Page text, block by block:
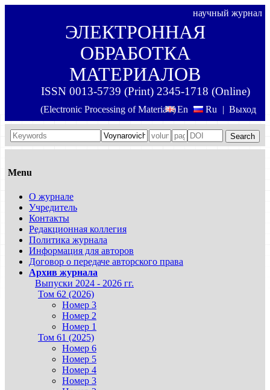
научный журнал
ЭЛЕКТРОННАЯ
ОБРАБОТКА
МАТЕРИАЛОВ
ISSN 0013-5739 (Print) 2345-1718 (Online)
(Electronic Processing of Materials) Выход
En Ru |
Search
Menu
О журнале
Учредитель
Контакты
Редакционная коллегия
Политика журнала
Информация для авторов
Договор о передаче авторского права
Архив журнала
Выпуски 2024 - 2026 гг.
Том 62 (2026)
Номер 3
Номер 2
Номер 1
Том 61 (2025)
Номер 6
Номер 5
Номер 4
Номер 3